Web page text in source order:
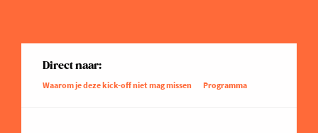
Direct naar:
Waarom je deze kick-off niet mag missen Programma